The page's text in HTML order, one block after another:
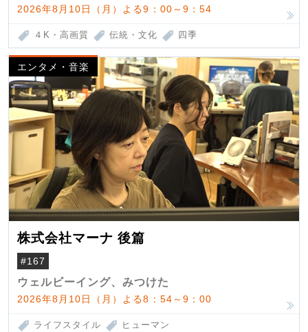
2026年8月10日（月）よる9：00～9：54
４K・高画質 伝統・文化 四季
エンタメ・音楽
株式会社マーナ 後篇
#167
ウェルビーイング、みつけた
2026年8月10日（月）よる8：54～9：00
ライフスタイル ヒューマン